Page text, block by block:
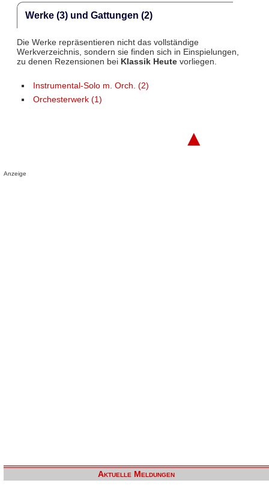
Werke (3) und Gattungen (2)
Die Werke repräsentieren nicht das vollständige
Werkverzeichnis, sondern sie finden sich in Einspielungen,
zu denen Rezensionen bei Klassik Heutevorliegen.
Instrumental-Solo m. Orch. (2)
Orchesterwerk (1)
▲
Anzeige
Aktuelle Meldungen